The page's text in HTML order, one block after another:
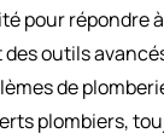
pour répondre
outils
de
plombiers,